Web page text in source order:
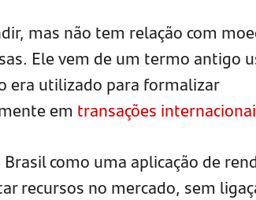
mas não tem relação com
Ele vem de um termo antigo
era utilizado para formalizar
em transações
como uma aplicação de
recursos no mercado, sem